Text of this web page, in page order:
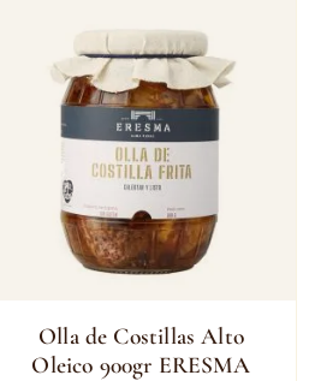
Olla de Costillas Alto
Oleico 900gr ERESMA